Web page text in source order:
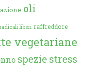
oli
radicali liberi raffreddore
vegetariane
spezie stress